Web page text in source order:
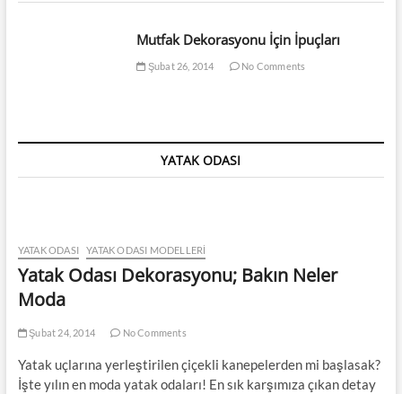
Mutfak Dekorasyonu İçin İpuçları
Şubat 26, 2014 No Comments
YATAK ODASI
YATAK ODASI YATAK ODASI MODELLERI
Yatak Odası Dekorasyonu; Bakın Neler
Moda
Şubat 24, 2014 No Comments
Yatak uçlarına yerleştirilen çiçekli kanepelerden mi başlasak?
İşte yılın en moda yatak odaları! En sık karşımıza çıkan detay